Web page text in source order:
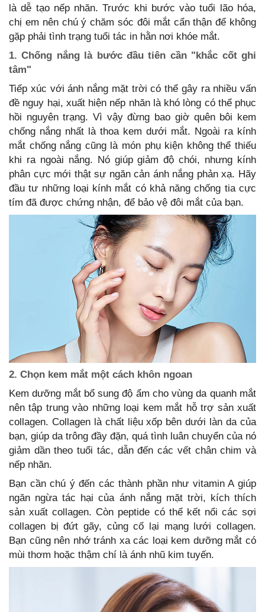
là dễ tạo nếp nhăn. Trước khi bước vào tuổi lão hóa,
chị em nên chú ý chăm sóc đôi mắt cẩn thận để không
gặp phải tình trạng tuổi tác in hằn nơi khóe mắt.
1. Chống nắng là bước đầu tiên cần "khắc cốt ghi
tâm"
Tiếp xúc với ánh nắng mặt trời có thể gây ra nhiều vấn
đề nguy hại, xuất hiện nếp nhăn là khó lòng có thể phục
hồi nguyên trạng. Vì vậy đừng bao giờ quên bôi kem
chống nắng nhất là thoa kem dưới mắt. Ngoài ra kính
mắt chống nắng cũng là món phụ kiện không thể thiếu
khi ra ngoài nắng. Nó giúp giảm độ chói, nhưng kính
phân cực mới thật sự ngăn cản ánh nắng phản xạ. Hãy
đầu tư những loại kính mắt có khả năng chống tia cực
tím đã được chứng nhận, để bảo vệ đôi mắt của bạn.
2. Chọn kem mắt một cách khôn ngoan
Kem dưỡng mắt bổ sung độ ẩm cho vùng da quanh mắt
nên tập trung vào những loại kem mắt hỗ trợ sản xuất
collagen. Collagen là chất liệu xốp bên dưới làn da của
bạn, giúp da trông đầy đặn, quá tình luân chuyển của nó
giảm dần theo tuổi tác, dẫn đến các vết chân chim và
nếp nhăn.
Bạn cần chú ý đến các thành phần như vitamin A giúp
ngăn ngừa tác hại của ánh nắng mặt trời, kích thích
sản xuất collagen. Còn peptide có thể kết nổi các sợi
collagen bị đứt gãy, củng cố lại mạng lưới collagen.
Bạn cũng nên nhớ tránh xa các loại kem dưỡng mắt có
mùi thơm hoặc thậm chí là ánh nhũ kim tuyến.